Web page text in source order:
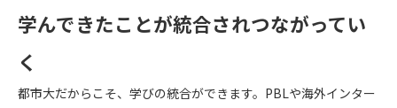
学んできたことが統合されつながってい
く
都市大だからこそ、学びの統合ができます。PBLや海外インター